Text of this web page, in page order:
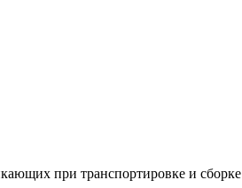
при транспортировке и